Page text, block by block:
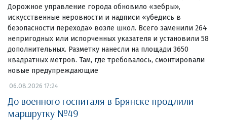
Дорожное управление города обновило «зебры»,
искусственные неровности и надписи «убедись в
безопасности перехода» возле школ. Всего заменили 264
непригодных или испорченных указателя и установили 58
дополнительных. Разметку нанесли на площади 3650
квадратных метров. Там, где требовалось, смонтировали
новые предупреждающие
06.08.2026 17:24
До военного госпиталя в Брянске продлили
маршрутку №49